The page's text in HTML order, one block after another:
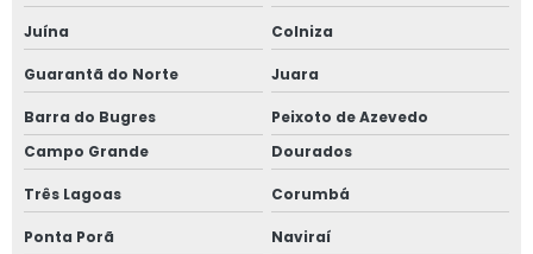
Juína Colniza
Guarantã do Norte Juara
Barra do Bugres
Peixoto de Azevedo
Campo Grande
Dourados
Três Lagoas Corumbá
Ponta Porã Naviraí